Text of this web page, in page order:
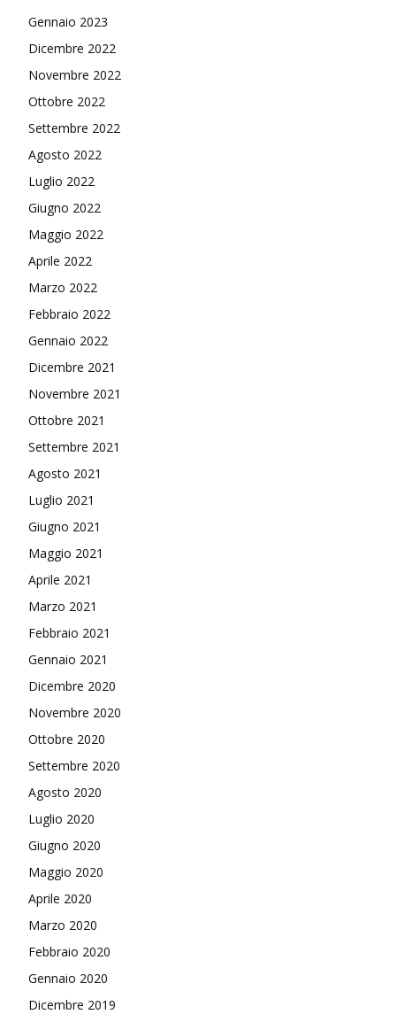
Gennaio 2023
Dicembre 2022
Novembre 2022
Ottobre 2022
Settembre 2022
Agosto 2022
Luglio 2022
Giugno 2022
Maggio 2022
Aprile 2022
Marzo 2022
Febbraio 2022
Gennaio 2022
Dicembre 2021
Novembre 2021
Ottobre 2021
Settembre 2021
Agosto 2021
Luglio 2021
Giugno 2021
Maggio 2021
Aprile 2021
Marzo 2021
Febbraio 2021
Gennaio 2021
Dicembre 2020
Novembre 2020
Ottobre 2020
Settembre 2020
Agosto 2020
Luglio 2020
Giugno 2020
Maggio 2020
Aprile 2020
Marzo 2020
Febbraio 2020
Gennaio 2020
Dicembre 2019